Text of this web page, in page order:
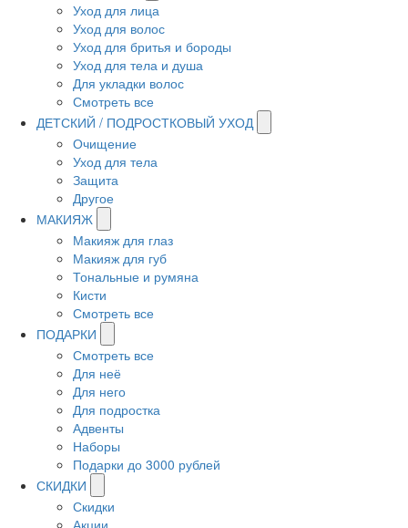
Уход для лица
Уход для волос
Уход для бритья и бороды
Уход для тела и душа
Для укладки волос
Смотреть все
ДЕТСКИЙ / ПОДРОСТКОВЫЙ УХОД
Очищение
Уход для тела
Защита
Другое
МАКИЯЖ
Макияж для глаз
Макияж для губ
Тональные и румяна
Кисти
Смотреть все
ПОДАРКИ
Смотреть все
Для неё
Для него
Для подростка
Адвенты
Наборы
Подарки до 3000 рублей
СКИДКИ
Скидки